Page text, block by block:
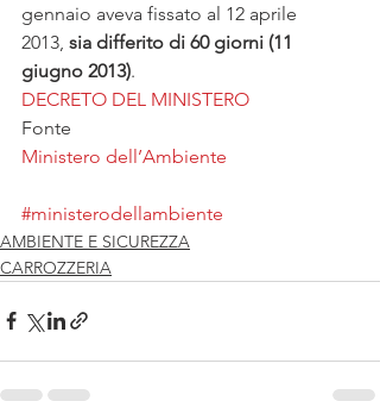
gennaio aveva fissato al 12 aprile
2013, sia differito di 60 giorni (11
giugno 2013).
DECRETO DEL MINISTERO
Fonte
Ministero dell’Ambiente
#ministerodellambiente
AMBIENTE E SICUREZZA
CARROZZERIA